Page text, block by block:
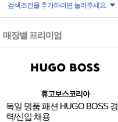
검색조건을 추가하려면 눌러주세요.
매장별 프리미엄
휴고보스코리아
독일 명품 패션 HUGO BOSS 경
력/신입 채용